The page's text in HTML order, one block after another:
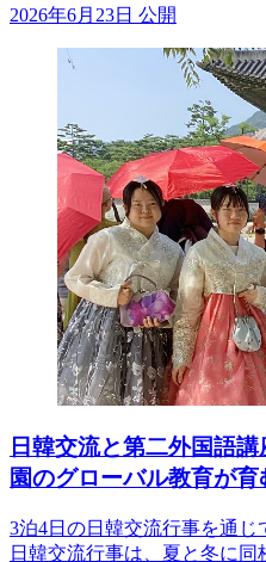
2026年6月23日 公開
日韓交流と第二外国語
園のグローバル教育が育
3泊4日の日韓交流行事を通
日韓交流行事は、夏と冬に